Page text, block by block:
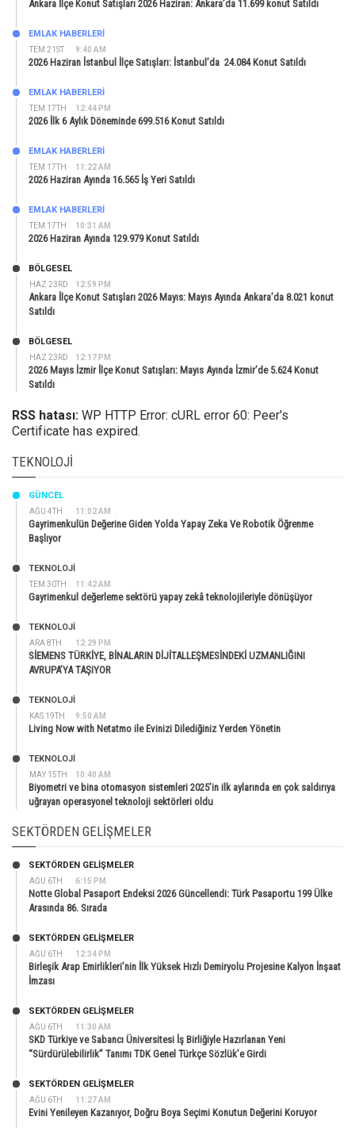
Ankara İlçe Konut Satışları 2026 Haziran: Ankara’da 11.699 konut Satıldı
TEM 21ST 9:40 AM
EMLAK HABERLERI
2026 Haziran İstanbul İlçe Satışları: İstanbul’da 24.084 Konut Satıldı
TEM 17TH 12:44 PM
EMLAK HABERLERI
2026 İlk 6 Aylık Döneminde 699.516 Konut Satıldı
TEM 17TH 11:22 AM
EMLAK HABERLERI
2026 Haziran Ayında 16.565 İş Yeri Satıldı
TEM 17TH 10:31 AM
EMLAK HABERLERI
2026 Haziran Ayında 129.979 Konut Satıldı
HAZ 23RD 12:59 PM
BÖLGESEL
Ankara İlçe Konut Satışları 2026 Mayıs: Mayıs Ayında Ankara’da 8.021 konut
Satıldı
HAZ 23RD 12:17 PM
BÖLGESEL
2026 Mayıs İzmir İlçe Konut Satışları: Mayıs Ayında İzmir’de 5.624 Konut
Satıldı
RSS hatası: WP HTTP Error: cURL error 60: Peer's
Certificate has expired.
TEKNOLOJI
AĞU 4TH 11:02 AM
GÜNCEL
Gayrimenkulün Değerine Giden Yolda Yapay Zeka Ve Robotik Öğrenme
Başlıyor
TEM 30TH 11:42 AM
TEKNOLOJİ
Gayrimenkul değerleme sektörü yapay zekâ teknolojileriyle dönüşüyor
ARA 8TH 12:29 PM
TEKNOLOJİ
SİEMENS TÜRKİYE, BİNALARIN DİJİTALLEŞMESİNDEKİ UZMANLIĞINI
AVRUPA’YA TAŞIYOR
KAS 19TH 9:50 AM
TEKNOLOJİ
Living Now with Netatmo ile Evinizi Dilediğiniz Yerden Yönetin
MAY 15TH 10:40 AM
TEKNOLOJİ
Biyometri ve bina otomasyon sistemleri 2025’in ilk aylarında en çok saldırıya
uğrayan operasyonel teknoloji sektörleri oldu
SEKTÖRDEN GELIŞMELER
AĞU 6TH 6:15 PM
SEKTÖRDEN GELIŞMELER
Notte Global Pasaport Endeksi 2026 Güncellendi: Türk Pasaportu 199 Ülke
Arasında 86. Sırada
AĞU 6TH 12:34 PM
SEKTÖRDEN GELIŞMELER
Birleşik Arap Emirlikleri’nin İlk Yüksek Hızlı Demiryolu Projesine Kalyon İnşaat
İmzası
AĞU 6TH 11:30 AM
SEKTÖRDEN GELIŞMELER
SKD Türkiye ve Sabancı Üniversitesi İş Birliğiyle Hazırlanan Yeni
“Sürdürülebilirlik” Tanımı TDK Genel Türkçe Sözlük’e Girdi
AĞU 6TH 11:27 AM
SEKTÖRDEN GELIŞMELER
Evini Yenileyen Kazanıyor, Doğru Boya Seçimi Konutun Değerini Koruyor